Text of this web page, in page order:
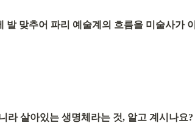
발 맞추어 파리 예술계의 흐름을 미술사가
라 살아있는 생명체라는 것, 알고 계시나요?